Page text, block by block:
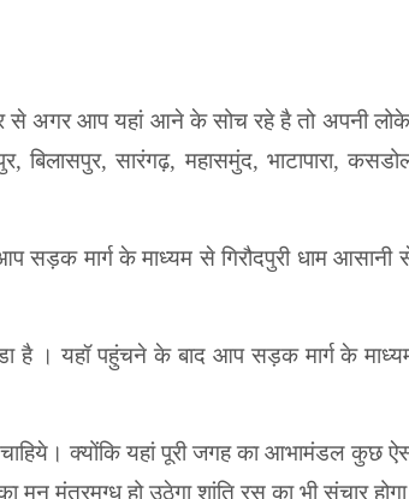
से अगर आप यहां आने के सोच रहे है तो अपनी
सारंगढ़, महासमुंद, भाटापारा, कसडोल,
सड़क मार्ग के माध्यम से गिरौदपुरी धाम
है । यहॉ पहुंचने के बाद आप सड़क मार्ग के
क्योंकि यहां पूरी जगह का आभामंडल कुछ
मंत्रमुग्ध हो उठेगा शांति रस का भी संचार